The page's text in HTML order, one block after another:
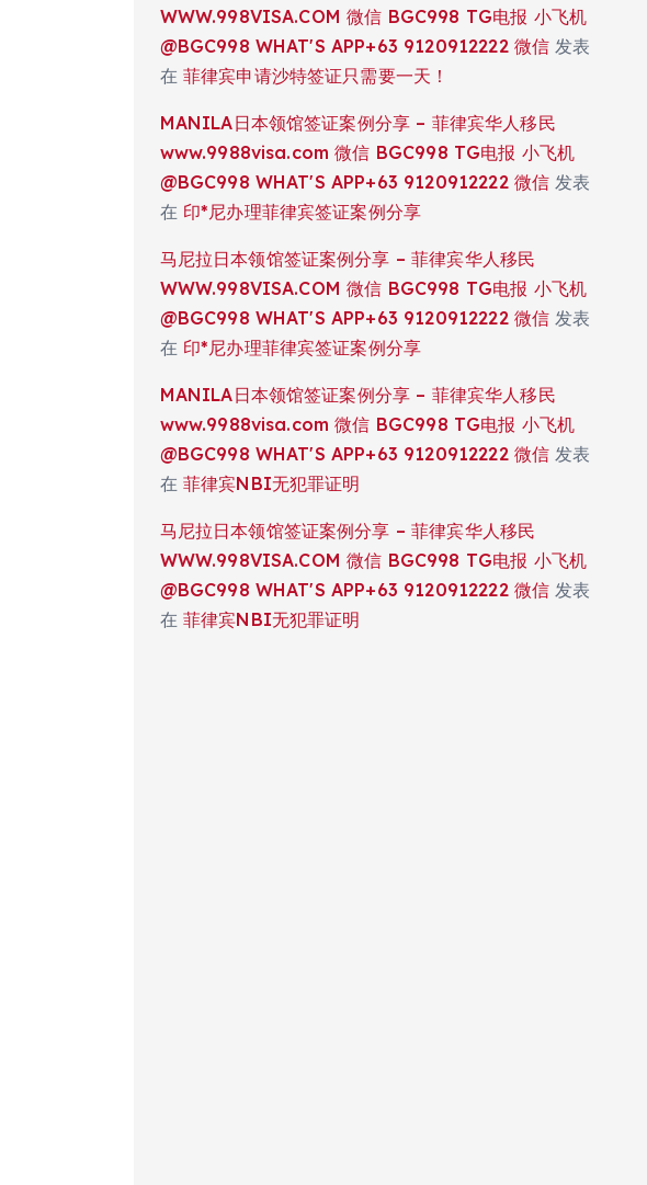
WWW.998VISA.COM 微信 BGC998 TG电报 小飞机
@BGC998 WHAT'S APP+63 9120912222 微信 发表
在 菲律宾申请沙特签证只需要一天！
MANILA日本领馆签证案例分享 – 菲律宾华人移民
www.9988visa.com 微信 BGC998 TG电报 小飞机
@BGC998 WHAT'S APP+63 9120912222 微信 发表
在 印*尼办理菲律宾签证案例分享
马尼拉日本领馆签证案例分享 – 菲律宾华人移民
WWW.998VISA.COM 微信 BGC998 TG电报 小飞机
@BGC998 WHAT'S APP+63 9120912222 微信 发表
在 印*尼办理菲律宾签证案例分享
MANILA日本领馆签证案例分享 – 菲律宾华人移民
www.9988visa.com 微信 BGC998 TG电报 小飞机
@BGC998 WHAT'S APP+63 9120912222 微信 发表
在 菲律宾NBI无犯罪证明
马尼拉日本领馆签证案例分享 – 菲律宾华人移民
WWW.998VISA.COM 微信 BGC998 TG电报 小飞机
@BGC998 WHAT'S APP+63 9120912222 微信 发表
在 菲律宾NBI无犯罪证明